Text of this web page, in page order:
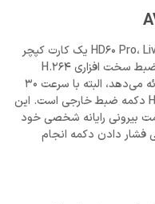
کمی ارزانتر از HD60 Pro، Live Gamer HD 2 AVerMedia یک کارت کپچر
داخلی بسیار توانا است. HD 2 همچنین از ضبط سخت افزاری H.264
استفاده می‌کند و قابلیت ضبط 1080p را ارائه می‌دهد، البته با سرعت 30
فریم در ثانیه. یکی از ویژگی‌های جالب HD 2 دکمه ضبط خارجی است. این
بیرونی رایانه شخصی خود
فشار دادن دکمه انجام